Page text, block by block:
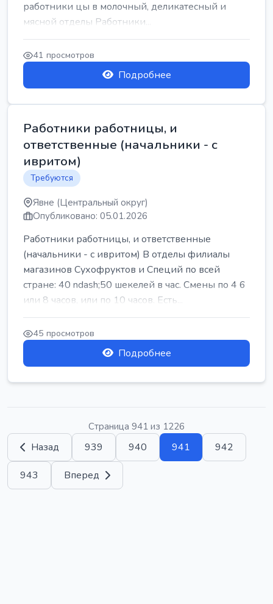
работники цы в молочный, деликатесный и
мясной отделы Работники...
41 просмотров
Подробнее
Работники работницы, и
ответственные (начальники - с
ивритом)
Требуются
Явне (Центральный округ)
Опубликовано: 05.01.2026
Работники работницы, и ответственные
(начальники - с ивритом) В отделы филиалы
магазинов Сухофруктов и Специй по всей
стране: 40 ndash;50 шекелей в час. Смены по 4 6
или 8 часов, или по 10 часов. Есть...
45 просмотров
Подробнее
Страница 941 из 1226
Назад 939 940 941 942
943 Вперед